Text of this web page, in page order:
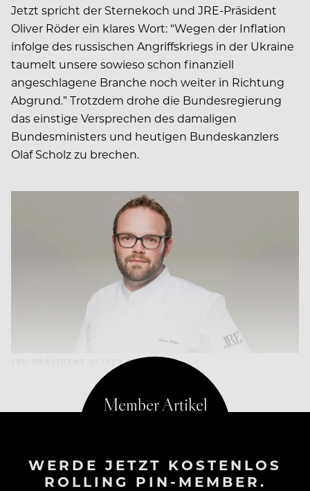
Jetzt spricht der Sternekoch und JRE-Präsident
Oliver Röder ein klares Wort: “Wegen der Inflation
infolge des russischen Angriffskriegs in der Ukraine
taumelt unsere sowieso schon finanziell
angeschlagene Branche noch weiter in Richtung
Abgrund.” Trotzdem drohe die Bundesregierung
das einstige Versprechen des damaligen
Bundesministers und heutigen Bundeskanzlers
Olaf Scholz zu brechen.
JRE-PRÄSIDENT OLIVER RÖDER
WERDE JETZT KOSTENLOS
ROLLING PIN-MEMBER.